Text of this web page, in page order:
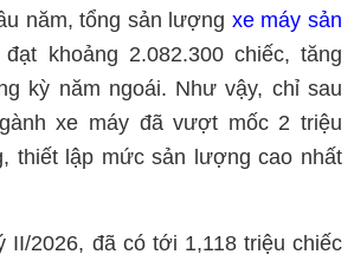
năm, tổng sản lượng xe máy sản
đạt khoảng 2.082.300 chiếc, tăng
kỳ năm ngoái. Như vậy, chỉ sau
xe máy đã vượt mốc 2 triệu
thiết lập mức sản lượng cao nhất
II/2026, đã có tới 1,118 triệu chiếc